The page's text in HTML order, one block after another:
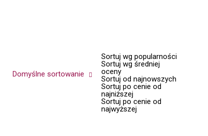
Domyślne sortowanie
Sortuj wg popularności
Sortuj wg średniej
oceny
Sortuj od najnowszych
Sortuj po cenie od
najniższej
Sortuj po cenie od
najwyższej